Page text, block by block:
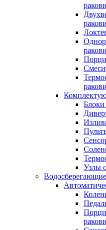
Блоки
Узлы